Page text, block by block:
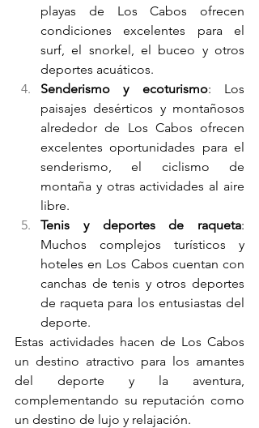
playas de Los Cabos ofrecen
condiciones excelentes para el
surf, el snorkel, el buceo y otros
deportes acuáticos.
Senderismo y ecoturismo: Los
paisajes desérticos y montañosos
alrededor de Los Cabos ofrecen
excelentes oportunidades para el
senderismo, el ciclismo de
montaña y otras actividades al aire
libre.
Tenis y deportes de raqueta:
Muchos complejos turísticos y
hoteles en Los Cabos cuentan con
canchas de tenis y otros deportes
de raqueta para los entusiastas del
deporte.
Estas actividades hacen de Los Cabos
un destino atractivo para los amantes
del deporte y la aventura,
complementando su reputación como
un destino de lujo y relajación.